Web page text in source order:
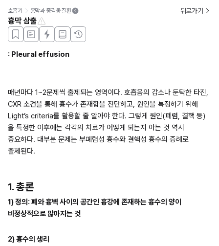
호흡기 흉막과 종격동 질환 뒤로가기
흉막 삼출
: Pleural effusion
매년마다 1~2문제씩 출제되는 영역이다. 호흡음의 감소나 둔탁한 타진,
CXR 소견을 통해 흉수가 존재함을 진단하고, 원인을 특정하기 위해
Light’s criteria를 활용할 줄 알아야 한다. 그렇게 원인(폐렴, 결핵 등)
을 특정한 이후에는 각각의 치료가 어떻게 되는지 아는 것 역시
중요하다. 대부분 문제는 부폐렴성 흉수와 결핵성 흉수의 증례로
출제된다.
1. 총론
1) 정의: 폐와 흉벽 사이의 공간인 흉강에 존재하는 흉수의 양이
비정상적으로 많아지는 것
2) 흉수의 생리